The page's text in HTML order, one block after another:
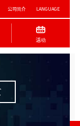
公司简介 LANGUAGE
活动